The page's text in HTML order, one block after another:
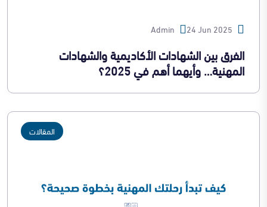
24 Jun 2025
Admin
الفرق بين الشهادات الأكاديمية والشهادات
المهنية… وأيهما أهم في 2025؟
المقالات